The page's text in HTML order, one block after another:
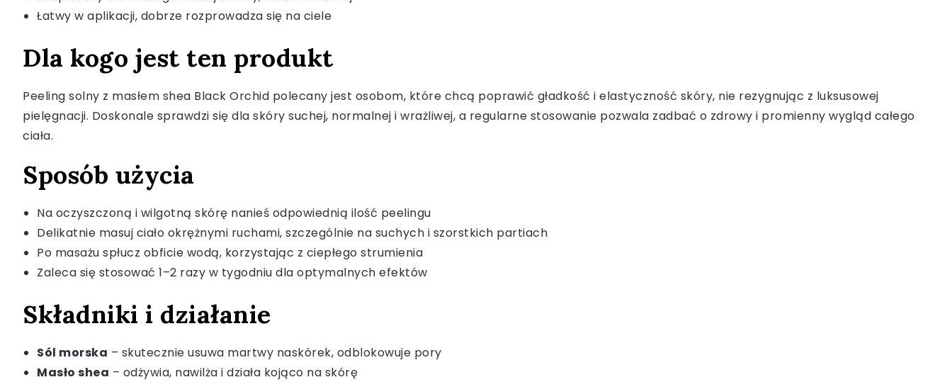
Łatwy w aplikacji, dobrze rozprowadza się na ciele
Dla kogo jest ten produkt
Peeling solny z masłem shea Black Orchid polecany jest osobom, które chcą poprawić gładkość i elastyczność skóry, nie rezygnując z luksusowej
pielęgnacji. Doskonale sprawdzi się dla skóry suchej, normalnej i wrażliwej, a regularne stosowanie pozwala zadbać o zdrowy i promienny wygląd całego
ciała.
Sposób użycia
Na oczyszczoną i wilgotną skórę nanieś odpowiednią ilość peelingu
Delikatnie masuj ciało okrężnymi ruchami, szczególnie na suchych i szorstkich partiach
Po masażu spłucz obficie wodą, korzystając z ciepłego strumienia
Zaleca się stosować 1–2 razy w tygodniu dla optymalnych efektów
Składniki i działanie
Sól morska – skutecznie usuwa martwy naskórek, odblokowuje pory
Masło shea – odżywia, nawilża i działa kojąco na skórę